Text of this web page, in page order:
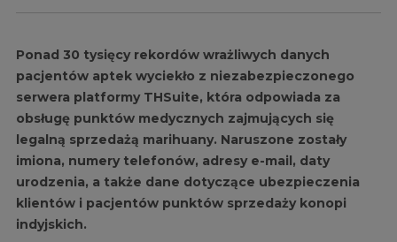
Ponad 30 tysięcy rekordów wrażliwych danych
pacjentów aptek wyciekło z niezabezpieczonego
serwera platformy THSuite, która odpowiada za
obsługę punktów medycznych zajmujących się
legalną sprzedażą marihuany. Naruszone zostały
imiona, numery telefonów, adresy e-mail, daty
urodzenia, a także dane dotyczące ubezpieczenia
klientów i pacjentów punktów sprzedaży konopi
indyjskich.